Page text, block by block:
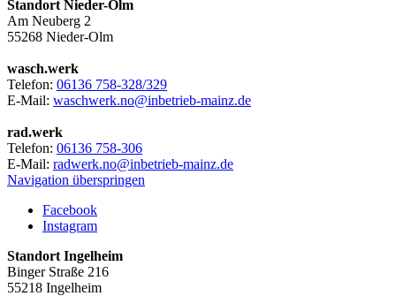
Standort Nieder-Olm
Am Neuberg 2
55268 Nieder-Olm
wasch.werk
Telefon: 06136 758-328/329
E-Mail: waschwerk.no@inbetrieb-mainz.de
rad.werk
Telefon: 06136 758-306
E-Mail: radwerk.no@inbetrieb-mainz.de
Navigation überspringen
Facebook
Instagram
Standort Ingelheim
Binger Straße 216
55218 Ingelheim